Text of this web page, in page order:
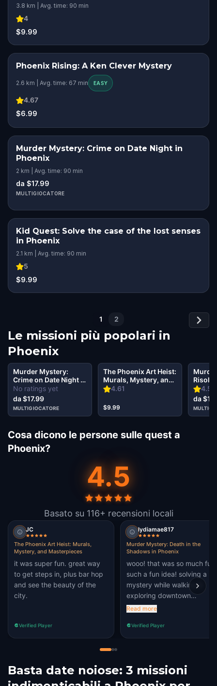
3.8 km | Avg. time: 90 min
4
$9.99
Phoenix Rising: A Ken Clever Mystery
2.6 km | Avg. time: 67 min EASY
4.67
$6.99
Murder Mystery: Crime on Date Night in
Phoenix
2 km | Avg. time: 90 min
da $17.99
MULTIGIOCATORE
Kid Quest: Solve the case of the lost senses
in Phoenix
2.1 km | Avg. time: 90 min
5
$9.99
1 2
Le missioni più popolari in
Phoenix
No ratings yet
Murder Mystery:
Crime on Date Night in
Phoenix
da $17.99
MULTIGIOCATORE
4.61
The Phoenix Art Heist:
Murals, Mystery, and
Masterpieces
$9.99
4.57
Risolvi
da
Cosa dicono le persone sulle quest a
Phoenix?
4.5
Basato su 116+ recensioni locali
JC
The Phoenix Art Heist: Murals,
Mystery, and Masterpieces
it was super fun. great way
to get steps in, plus bar hop
and see the beauty of the
city.
Verified Player
lydiamae817
Murder Mystery: Death in the
Shadows in Phoenix
wooo! that was so much fun!
such a fun idea! solving a
mystery while walking &
exploring downtown
Phoenix!!
Read more
Verified Player
Basta date noiose: 3 missioni